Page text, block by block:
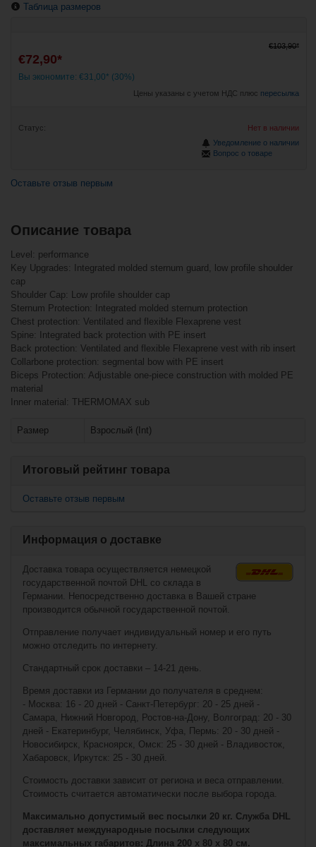
Оставьте отзыв первым
Таблица размеров
Нагрудник Warrior
(подростковый)
Нагрудник Warrior
€24,90*
Нагрудник Warrior
Dynasty AX2 Sr
(взрослый)
Запчасти для
шлема Bauer
Square Round
Post (HH 5100) -
Запчасти для
шлема Bauer
Bauer Hockey
Helmet Chin Strap
w/Quick Release
Описание товара
Level: performance
Key Upgrades: Integrated molded sternum guard, low profile shoulder
cap
Shoulder Cap: Low profile shoulder cap
Sternum Protection: Integrated molded sternum protection
Chest protection: Ventilated and flexible Flexaprene vest
Spine: Integrated back protection with PE insert
Back protection: Ventilated and flexible Flexaprene vest with rib insert
Collarbone protection: segmental bow with PE insert
Biceps Protection: Adjustable one-piece construction with molded PE
material
Inner material: THERMOMAX sub
Размер Взрослый (Int)
Итоговый рейтинг товара
Оставьте отзыв первым
Информация о доставке
Доставка товара осуществляется немецкой
государственной почтой DHL со склада в
Германии. Непосредственно доставка в Вашей стране
производится обычной государственной почтой.
Отправление получает индивидуальный номер и его путь
можно отследить по интернету.
Стандартный срок доставки – 14-21 день.
Время доставки из Германии до получателя в среднем:
- Москва: 16 - 20 дней - Санкт-Петербург: 20 - 25 дней -
Самара, Нижний Новгород, Ростов-на-Дону, Волгоград: 20 - 30
дней - Екатеринбург, Челябинск, Уфа, Пермь: 20 - 30 дней -
Новосибирск, Красноярск, Омск: 25 - 30 дней - Владивосток,
Хабаровск, Иркутск: 25 - 30 дней.
Стоимость доставки зависит от региона и веса отправлении.
Стоимость считается автоматически после выбора города.
Максимально допустимый вес посылки 20 кг. Служба DHL
доставляет международные посылки следующих
максимальных габаритов: Длина 200 x 80 x 80 см.
€103,90*
€72,90*
Вы экономите: €31,00* (30%)
Цены указаны с учетом НДС плюс пересылка
Статус:
Нет в наличии
Уведомление о наличии
Вопрос о товаре